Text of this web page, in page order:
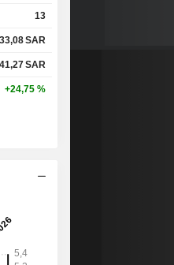
13
33,08SAR
41,27SAR
+24,75 %